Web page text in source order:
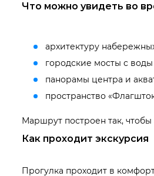
Что можно увидеть во
архитектуру
городские мосты с воды
панорамы центра и
пространство
Маршрут построен так,
Как проходит экскурсия
Прогулка проходит в